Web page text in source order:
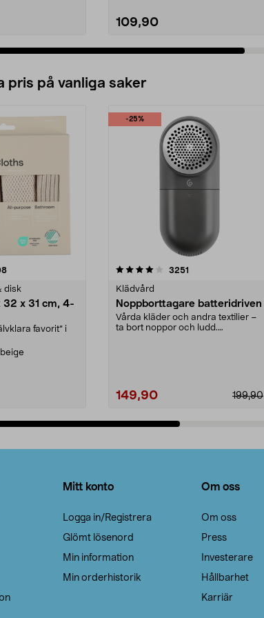
109,90
pris på vanliga saker
recensioner
disk
32 x 31 cm, 4-
favorit” i
-25%
stjärnor 3251
Klädvård
Noppborttagare batteridriven
Vårda kläder och andra textilier –
ta bort noppor och ludd.
199,90
149,90
4.5av 5 stjärnor
Mitt konto
Logga in/Registrera
Glömt lösenord
Min information
Min orderhistorik
Om oss
Om oss
Press
Investerare
Hållbarhet
Karriär